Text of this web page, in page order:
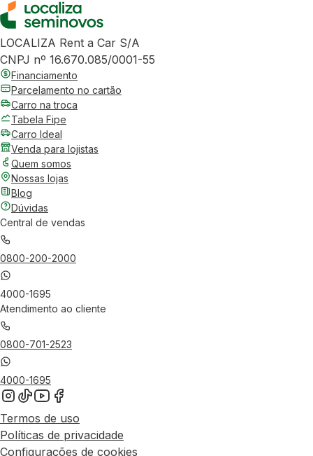
LOCALIZA Rent a Car S/A
CNPJ nº 16.670.085/0001-55
Financiamento
Parcelamento no cartão
Carro na troca
Tabela Fipe
Carro Ideal
Venda para lojistas
Quem somos
Nossas lojas
Blog
Dúvidas
Central de vendas
0800-200-2000
4000-1695
Atendimento ao cliente
0800-701-2523
4000-1695
Termos de uso
Políticas de privacidade
Configurações de cookies